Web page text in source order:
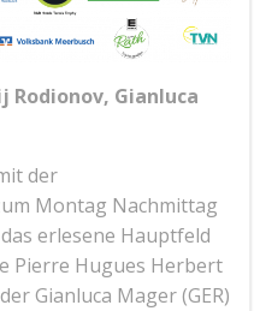
Rodionov, Gianluca
der
Montag Nachmittag
erlesene Hauptfeld
Pierre Hugues Herbert
Gianluca Mager (GER)